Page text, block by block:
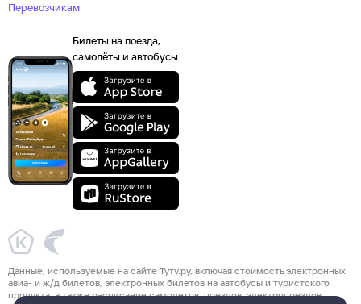
Перевозчикам
Билеты на поезда,
самолёты и автобусы
Данные, используемые на сайте Туту.ру, включая стоимость электронных
авиа- и ж/д билетов, электронных билетов на автобусы и туристского
продукта, а также расписание самолетов, поездов, электропоездов